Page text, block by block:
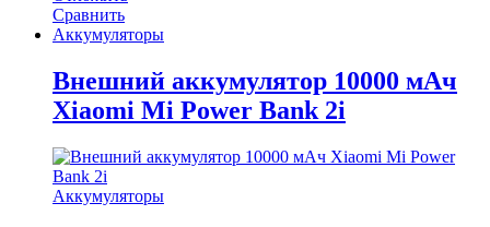
Сравнить
Аккумуляторы
Внешний аккумулятор 10000 мАч
Xiaomi Mi Power Bank 2i
Аккумуляторы